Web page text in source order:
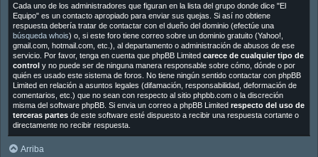
Cada uno de los administradores que figuran en la lista del grupo donde dice "El
Equipo" es un contacto apropiado para enviar sus quejas. Si así no obtiene
respuesta debería tratar de contactar con el dueño del dominio (efectúe una
búsqueda whois) o, si este foro tiene correo sobre un dominio gratuito (Yahoo!,
gmail.com, hotmail.com, etc.), al departamento o administración de abusos de ese
servicio. Por favor, tenga en cuenta que phpBB Limited carece de cualquier tipo de
controly no puede ser de ninguna manera responsable sobre cómo, dónde o por
quién es usado este sistema de foros. No tiene ningún sentido contactar con phpBB
Limited en relación a asuntos legales (difamación, responsabilidad, deformación de
comentarios, etc.) que no sean con respecto al sitio phpbb.com o la discreción
misma del software phpBB. Si envia un correo a phpBB Limited respecto del uso de
terceras partesde este software esté dispuesto a recibir una respuesta cortante o
directamente no recibir respuesta.
Arriba